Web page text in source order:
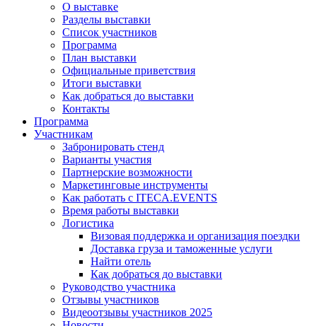
О выставке
Разделы выставки
Список участников
Программа
План выставки
Официальные приветствия
Итоги выставки
Как добраться до выставки
Контакты
Программа
Участникам
Забронировать стенд
Варианты участия
Партнерские возможности
Маркетинговые инструменты
Как работать с ITECA.EVENTS
Время работы выставки
Логистика
Визовая поддержка и организация поездки
Доставка груза и таможенные услуги
Найти отель
Как добраться до выставки
Руководство участника
Отзывы участников
Видеоотзывы участников 2025